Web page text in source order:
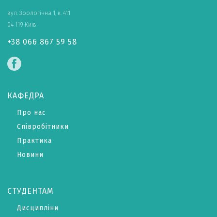
вул. Зоологічна 1, к. 411
04 119 Київ
+38 066 867 59 58
КАФЕДРА
Про нас
Співробітники
Практика
Новини
СТУДЕНТАМ
Дисципліни